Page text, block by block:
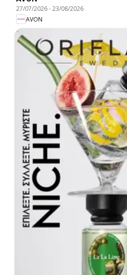
27/07/2026-23/08/2026
AVON